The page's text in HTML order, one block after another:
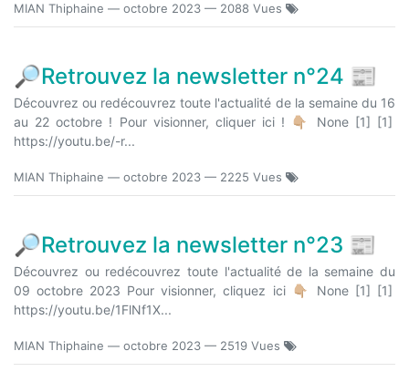
MIAN Thiphaine — octobre 2023 — 2088 Vues
🔎Retrouvez la newsletter n°24 📰
Découvrez ou redécouvrez toute l'actualité de la semaine du 16
au 22 octobre ! Pour visionner, cliquer ici ! 👇🏼 None [1] [1]
https://youtu.be/-r...
MIAN Thiphaine — octobre 2023 — 2225 Vues
🔎Retrouvez la newsletter n°23 📰
Découvrez ou redécouvrez toute l'actualité de la semaine du
09 octobre 2023 Pour visionner, cliquez ici 👇🏼 None [1] [1]
https://youtu.be/1FlNf1X...
MIAN Thiphaine — octobre 2023 — 2519 Vues